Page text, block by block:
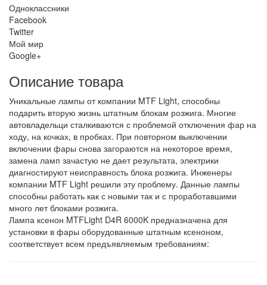
Одноклассники
Facebook
Twitter
Мой мир
Google+
Описание товара
Уникальные лампы от компании MTF Light, способны
подарить вторую жизнь штатным блокам розжига. Многие
автовладельци сталкиваются с проблемой отключения фар на
ходу, на кочках, в пробках. При повторном выключении
включении фары снова загораются на некоторое время,
замена ламп зачастую не дает результата, электрики
диагностируют неисправность блока розжига. Инженеры
компании MTF Light решили эту проблему. Данные лампы
способны работать как с новыми так и с проработавшими
много лет блоками розжига.
Лампа ксенон MTFLight D4R 6000K предназначена для
установки в фары оборудованные штатным ксеноном,
соответствует всем предъявляемым требованиям: